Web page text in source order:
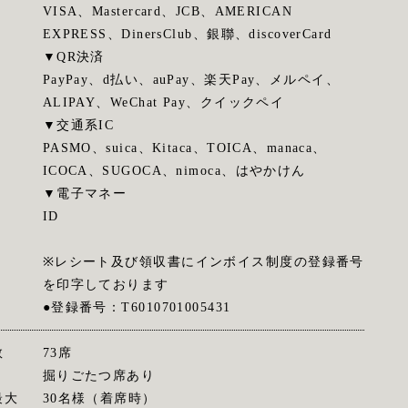
VISA、Mastercard、JCB、AMERICAN
EXPRESS、DinersClub、銀聯、discoverCard
▼QR決済
PayPay、d払い、auPay、楽天Pay、メルペイ、
ALIPAY、WeChat Pay、クイックペイ
▼交通系IC
PASMO、suica、Kitaca、TOICA、manaca、
ICOCA、SUGOCA、nimoca、はやかけん
▼電子マネー
ID
※レシート及び領収書にインボイス制度の登録番号
を印字しております
●登録番号：T6010701005431
73席
掘りごたつ席あり
大
30名様（着席時）